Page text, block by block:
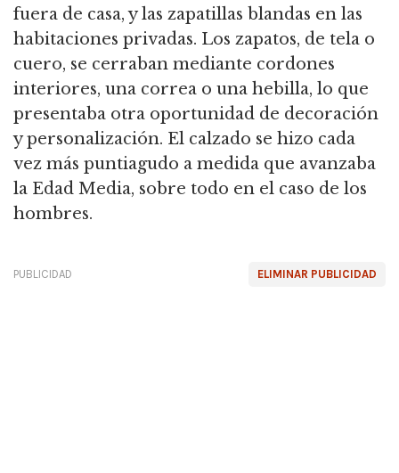
fuera de casa, y las zapatillas blandas en las
habitaciones privadas. Los zapatos, de tela o
cuero, se cerraban mediante cordones
interiores, una correa o una hebilla, lo que
presentaba otra oportunidad de decoración
y personalización. El calzado se hizo cada
vez más puntiagudo a medida que avanzaba
la Edad Media, sobre todo en el caso de los
hombres.
ELIMINAR PUBLICIDAD
PUBLICIDAD